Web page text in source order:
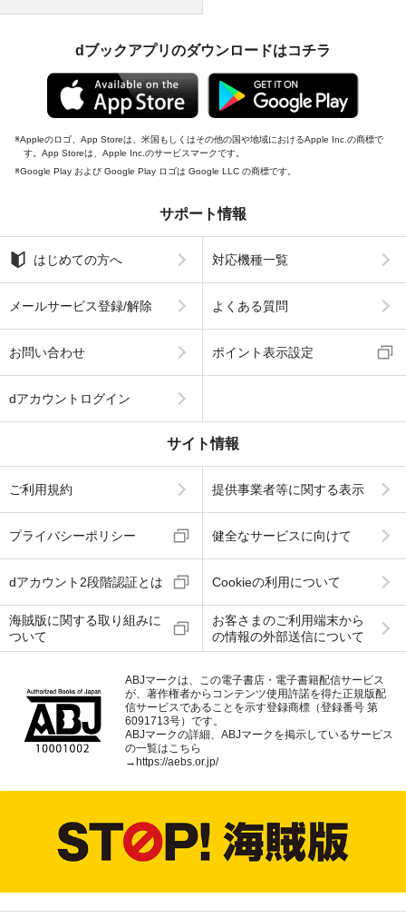
dブックアプリのダウンロードはコチラ
Appleのロゴ、App Storeは、米国もしくはその他の国や地域におけるApple Inc.の商標で
す。App Storeは、Apple Inc.のサービスマークです。
Google Play および Google Play ロゴは Google LLC の商標です。
サポート情報
はじめての方へ 対応機種一覧
メールサービス登録/解除 よくある質問
お問い合わせ ポイント表示設定
dアカウントログイン
サイト情報
ご利用規約 提供事業者等に関する表示
プライバシーポリシー 健全なサービスに向けて
dアカウント2段階認証とは Cookieの利用について
海賊版に関する取り組みに
ついて
お客さまのご利用端末から
の情報の外部送信について
ABJマークは、この電子書店・電子書籍配信サービス
が、著作権者からコンテンツ使用許諾を得た正規版配
信サービスであることを示す登録商標（登録番号 第
6091713号）です。
ABJマークの詳細、ABJマークを掲示しているサービス
の一覧はこちら
→https://aebs.or.jp/